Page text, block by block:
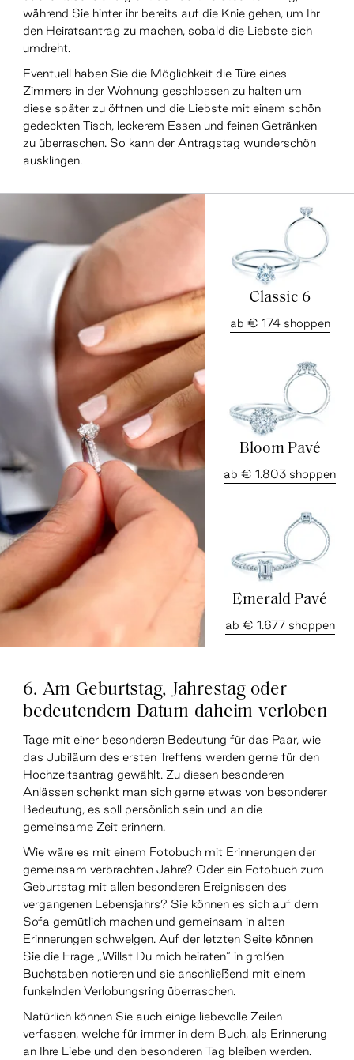
während Sie hinter ihr bereits auf die Knie gehen, um Ihr
den Heiratsantrag zu machen, sobald die Liebste sich
umdreht.
Eventuell haben Sie die Möglichkeit die Türe eines
Zimmers in der Wohnung geschlossen zu halten um
diese später zu öffnen und die Liebste mit einem schön
gedeckten Tisch, leckerem Essen und feinen Getränken
zu überraschen. So kann der Antragstag wunderschön
ausklingen.
Classic 6
ab € 174 shoppen
Bloom Pavé
ab € 1.803 shoppen
Emerald Pavé
ab € 1.677 shoppen
6. Am Geburtstag, Jahrestag oder
bedeutendem Datum daheim verloben
Tage mit einer besonderen Bedeutung für das Paar, wie
das Jubiläum des ersten Treffens werden gerne für den
Hochzeitsantrag gewählt. Zu diesen besonderen
Anlässen schenkt man sich gerne etwas von besonderer
Bedeutung, es soll persönlich sein und an die
gemeinsame Zeit erinnern.
Wie wäre es mit einem Fotobuch mit Erinnerungen der
gemeinsam verbrachten Jahre? Oder ein Fotobuch zum
Geburtstag mit allen besonderen Ereignissen des
vergangenen Lebensjahrs? Sie können es sich auf dem
Sofa gemütlich machen und gemeinsam in alten
Erinnerungen schwelgen. Auf der letzten Seite können
Sie die Frage „Willst Du mich heiraten“ in großen
Buchstaben notieren und sie anschließend mit einem
funkelnden Verlobungsring überraschen.
Natürlich können Sie auch einige liebevolle Zeilen
verfassen, welche für immer in dem Buch, als Erinnerung
an Ihre Liebe und den besonderen Tag bleiben werden.